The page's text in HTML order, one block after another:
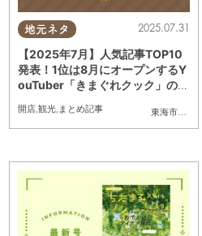
南知多町
知多市,東浦町,阿久比町,半田市 武豊町,美浜町
地元ネタ
東海市
,大府市
2025.07.31
【2025年7月】人気記事TOP10
発表！1位は8月にオープンするY
ouTuber「きまぐれクック」の飲
開店 ,観光 まとめ記事